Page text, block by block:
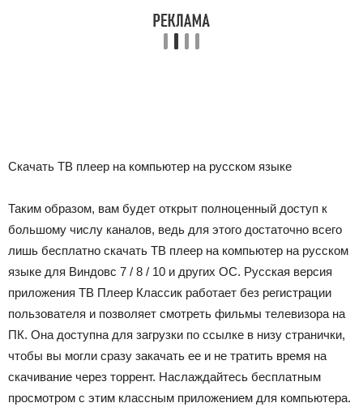
Скачать ТВ плеер на компьютер на русском языке
Таким образом, вам будет открыт полноценный доступ к
большому числу каналов, ведь для этого достаточно всего
лишь бесплатно скачать ТВ плеер на компьютер на русском
языке для Виндовс 7 / 8 / 10 и других ОС. Русская версия
приложения ТВ Плеер Классик работает без регистрации
пользователя и позволяет смотреть фильмы телевизора на
ПК. Она доступна для загрузки по ссылке в низу странички,
чтобы вы могли сразу закачать ее и не тратить время на
скачивание через торрент. Наслаждайтесь бесплатным
просмотром с этим классным приложением для компьютера.